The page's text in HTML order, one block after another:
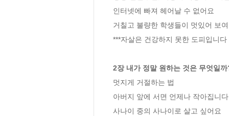
인터넷에 빠져 헤어날 수 없어요
거칠고 불량한 학생들이 멋있어 보여
***자살은 건강하지 못한 도피입니다
2장 내가 정말 원하는 것은 무엇일까
멋지게 거절하는 법
아버지 앞에 서면 언제나 작아집니다
사나이 중의 사나이로 살고 싶어요